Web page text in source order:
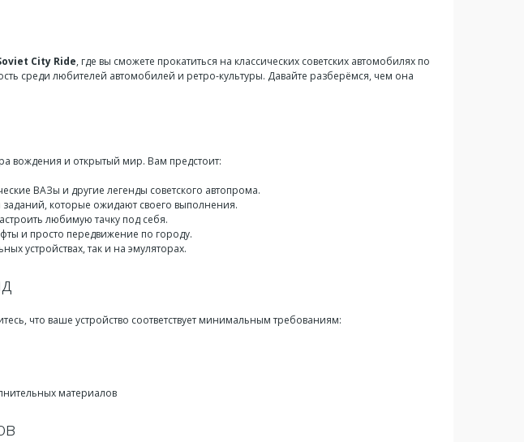
City Ride, где вы сможете прокатиться на классических советских автомобилях по
среди любителей автомобилей и ретро-культуры. Давайте разберёмся, чем она
вождения и открытый мир. Вам предстоит:
ВАЗы и другие легенды советского автопрома.
которые ожидают своего выполнения.
любимую тачку под себя.
и просто передвижение по городу.
устройствах, так и на эмуляторах.
что ваше устройство соответствует минимальным требованиям:
материалов